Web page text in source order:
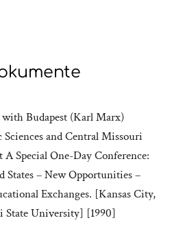
Budapest (Karl Marx)
and Central Missouri
Special One-Day Conference:
States – New Opportunities –
Exchanges. [Kansas City,
University] [1990]